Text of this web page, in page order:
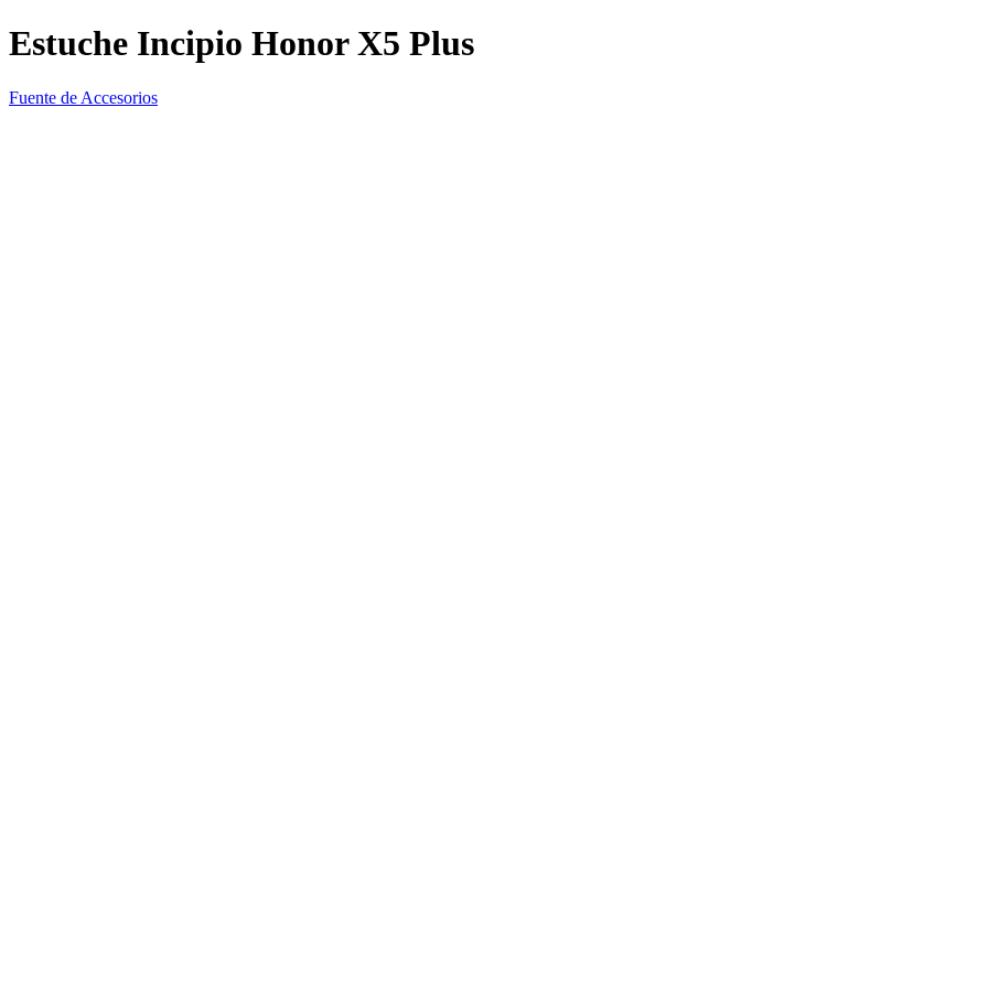
Estuche Incipio Honor X5 Plus
Fuente de Accesorios